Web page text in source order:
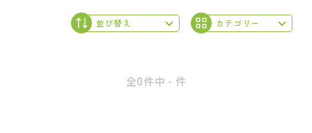
全0件中 - 件